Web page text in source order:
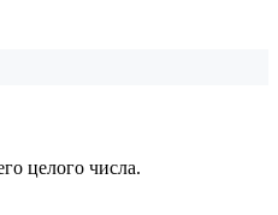
целого числа.